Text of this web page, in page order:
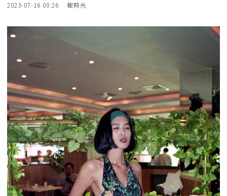
2023-07-16 00:26 報時光